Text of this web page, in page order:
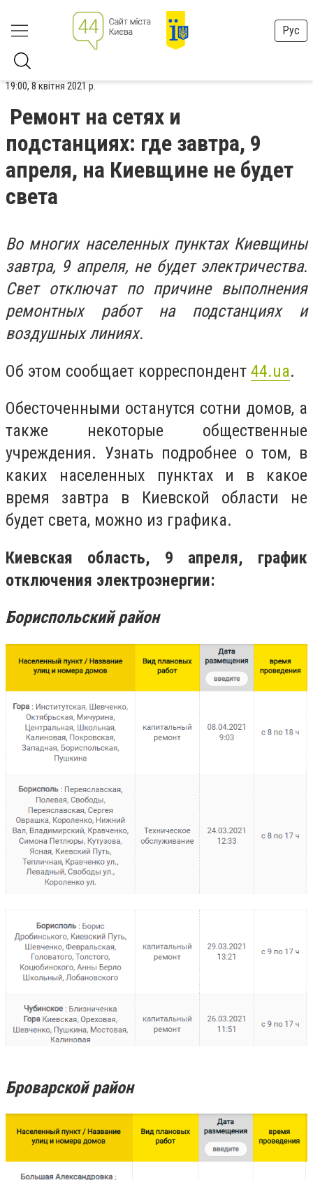
Рус
19:00, 8 квітня 2021 р.
Ремонт на сетях и
подстанциях: где завтра, 9
апреля, на Киевщине не будет
света
Во многих населенных пунктах Киевщины
завтра, 9 апреля, не будет электричества.
Свет отключат по причине выполнения
ремонтных работ на подстанциях и
воздушных линиях.
Об этом сообщает корреспондент 44.ua.
Обесточенными останутся сотни домов, а
также некоторые общественные
учреждения. Узнать подробнее о том, в
каких населенных пунктах и в какое
время завтра в Киевской области не
будет света, можно из графика.
Киевская область, 9 апреля, график
отключения электроэнергии:
Бориспольский район
Броварской район